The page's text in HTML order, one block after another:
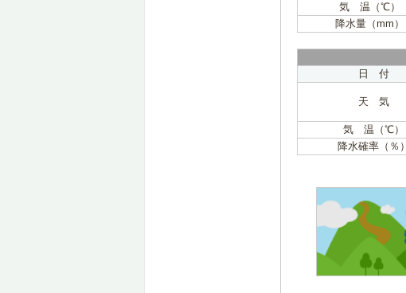
気 温（℃）
降水量（mm）
日 付
天 気
気 温（℃）
降水確率（％）